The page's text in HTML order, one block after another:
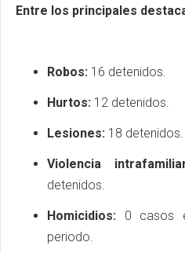
Entre los principales
Robos: 16 detenidos.
Hurtos: 12 detenidos.
Lesiones: 18 detenidos.
Violencia
detenidos.
Homicidios: 0 casos
periodo.